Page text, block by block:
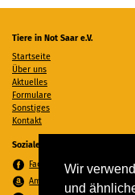
Wir
und
Tiere in Not Saar e.V.
Startseite
Über uns
Aktuelles
Formulare
Sonstiges
Kontakt
Soziale Medien
Facebook
Amazon Wunschzettel